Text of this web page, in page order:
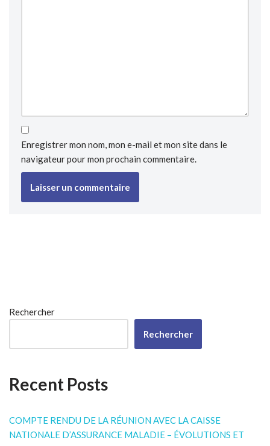
Enregistrer mon nom, mon e-mail et mon site dans le
navigateur pour mon prochain commentaire.
Rechercher
Rechercher
Recent Posts
COMPTE RENDU DE LA RÉUNION AVEC LA CAISSE
NATIONALE D’ASSURANCE MALADIE – ÉVOLUTIONS ET